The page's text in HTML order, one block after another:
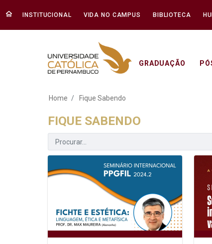
INSTITUCIONAL VIDA NO CAMPUS BIBLIOTECA
GRADUAÇÃO
Fique Sabendo -
Home Fique Sabendo
FIQUE SABENDO